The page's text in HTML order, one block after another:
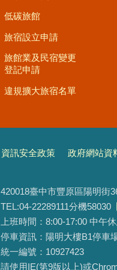
低碳旅館
旅宿設立申請
旅館業及民宿變更
登記申請
違規擴大旅宿名單
資訊安全政策 政府網站資
420018臺中市豐原區陽明街
TEL:04-22289111分機58030
上班時間：8:00-17:00 中午
停車資訊：陽明大樓B1停車
統一編號：10927423
請使用IE(第9版以上)或